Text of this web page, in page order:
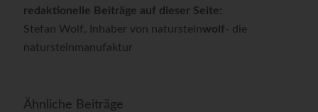
redaktionelle Beiträge auf dieser Seite:
Stefan Wolf, Inhaber von natursteinwolf- die
natursteinmanufaktur
Ähnliche Beiträge